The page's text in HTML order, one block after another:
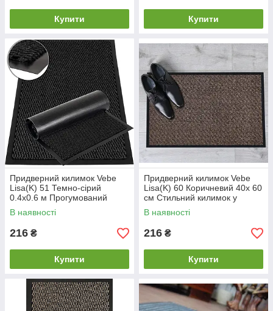
Купити Купити
Придверний килимок Vebe
Lisa(K) 51 Темно-сірий
0.4х0.6 м Прогумований
килимок у передпокій
Стильний придверний
В наявності
216 ₴
Купити
Придверний килимок Vebe
Lisa(K) 60 Коричневий 40х 60
см Стильний килимок у
передпокій Поглинаючий
килимок для передпокою
В наявності
216 ₴
Купити